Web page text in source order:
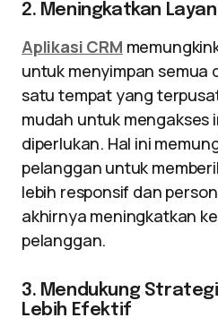
2. Meningkatkan
Aplikasi CRM
untuk menyimpan semua
satu tempat yang
mudah untuk mengakses
diperlukan. Hal ini
pelanggan untuk
lebih responsif dan
akhirnya meningkatkan
pelanggan.
3. Mendukung
Lebih Efektif